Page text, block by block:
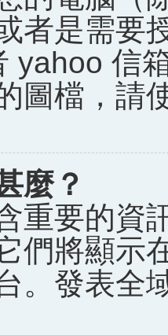
者是需要
yahoo 信
圖檔，請
麼？
重要的資
們將顯示
。發表全